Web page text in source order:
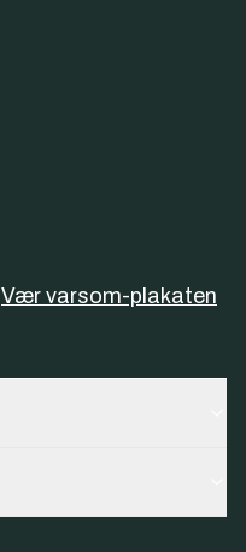
Vær varsom-plakaten